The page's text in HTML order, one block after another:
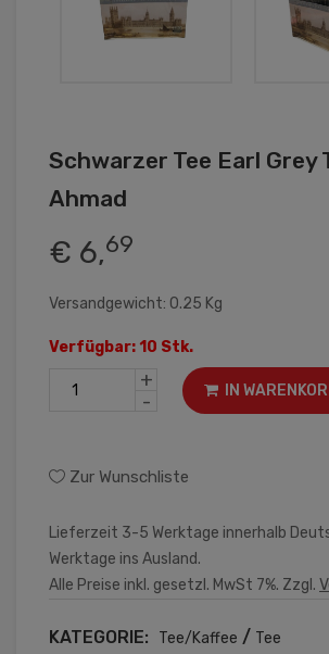
Schwarzer Tee Earl Grey
Ahmad
€ 6,69
Versandgewicht: 0.25 Kg
Verfügbar: 10 Stk.
+
-
IN
Zur Wunschliste
Lieferzeit 3-5 Werktage innerhalb
Werktage ins Ausland.
Alle Preise inkl. gesetzl. MwSt 7%. Zzgl.
KATEGORIE: Tee/Kaffee / Tee